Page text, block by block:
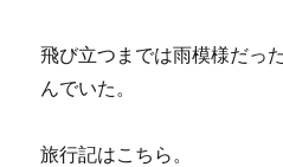
飛び立つまでは雨模様だっ
んでいた。
旅行記はこちら。